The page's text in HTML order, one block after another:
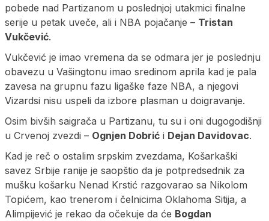
pobede nad Partizanom u poslednjoj utakmici finalne
serije u petak uveče, ali i NBA pojačanje – Tristan
Vukčević.
Vukčević je imao vremena da se odmara jer je poslednju
obavezu u Vašingtonu imao sredinom aprila kad je pala
zavesa na grupnu fazu ligaške faze NBA, a njegovi
Vizardsi nisu uspeli da izbore plasman u doigravanje.
Osim bivših saigrača u Partizanu, tu su i oni dugogodišnji
u Crvenoj zvezdi – Ognjen Dobrić i Dejan Davidovac.
Kad je reč o ostalim srpskim zvezdama, Košarkaški
savez Srbije ranije je saopštio da je potpredsednik za
mušku košarku Nenad Krstić razgovarao sa Nikolom
Topićem, kao trenerom i čelnicima Oklahoma Sitija, a
Alimpijević je rekao da očekuje da će Bogdan